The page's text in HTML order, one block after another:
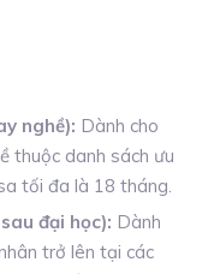
nghề): Dành cho
thuộc danh sách ưu
tối đa là 18 tháng.
đại học): Dành
trở lên tại các